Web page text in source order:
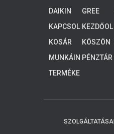
DAIKIN
GREE
KAPCSOL KEZDŐOL
KOSÁR
KÖSZÖN
JÜK,
HOGY
KOLLEGÁ
HAMARO
MUNKÁIN PÉNZTÁR
TERMÉKE